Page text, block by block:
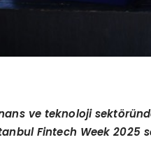
ve teknoloji sektö
Fintech Week 2025